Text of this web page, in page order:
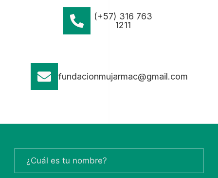
(+57) 316 763
1211
fundacionmujarmac@gmail.com